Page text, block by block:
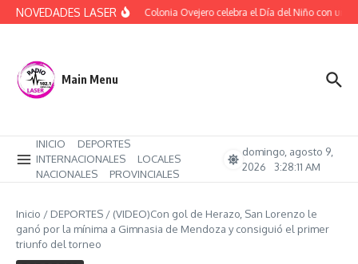
Saltar al contenido
NOVEDADES LASER(Audio) Colonia Ovejero celebra el Día del Niño con una
Main Menu
INICIO
DEPORTES
INTERNACIONALES
LOCALES
NACIONALES
PROVINCIALES
domingo, agosto 9,
2026
3:28:12 AM
Inicio / DEPORTES / (VIDEO)Con gol de Herazo, San Lorenzo le
ganó por la mínima a Gimnasia de Mendoza y consiguió el primer
triunfo del torneo